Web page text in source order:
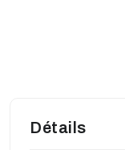
Détails